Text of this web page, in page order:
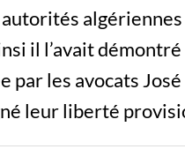
algériennes
il l’avait
par les avocats
leur liberté